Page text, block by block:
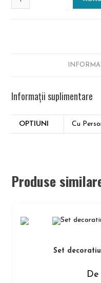
Informații suplimentare
OPTIUNI Cu
Produse
Set
De